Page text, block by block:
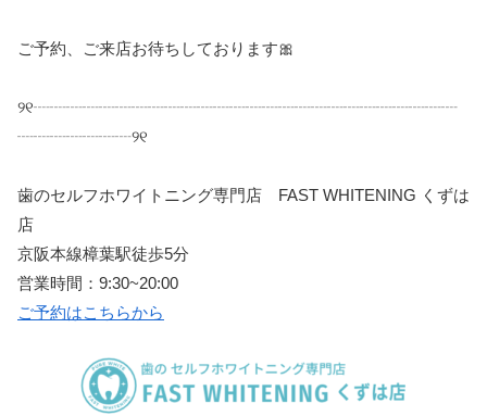
ご予約、ご来店お待ちしております🎀
୨୧┈┈┈┈┈┈┈┈┈┈┈┈┈┈┈┈┈┈┈┈┈┈┈┈┈┈
┈┈┈┈┈┈┈୨୧
歯のセルフホワイトニング専門店 FAST WHITENING くずは
店
京阪本線樟葉駅徒歩5分
営業時間： 9:30~20:00
ご予約はこちらから